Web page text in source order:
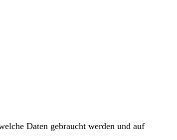
Daten gebraucht werden und auf